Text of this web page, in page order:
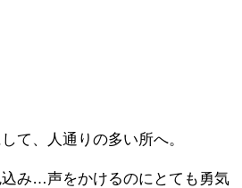
て、人通りの多い所へ。
み…声をかけるのにとても勇気